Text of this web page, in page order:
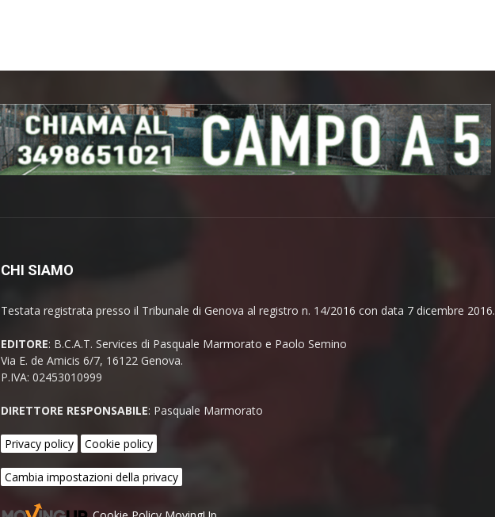
CHI SIAMO
Testata registrata presso il Tribunale di Genova al registro n. 14/2016 con data 7 dicembre 2016.
EDITORE: B.C.A.T. Services di Pasquale Marmorato e Paolo Semino
Via E. de Amicis 6/7, 16122 Genova.
P.IVA: 02453010999
DIRETTORE RESPONSABILE: Pasquale Marmorato
Privacy policy Cookie policy
Cambia impostazioni della privacy